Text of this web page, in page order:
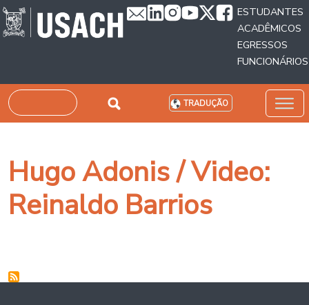
Passar para o conteúdo principal
ESTUDANTES
ACADÊMICOS
EGRESSOS
FUNCIONÁRIOS
Pesquisar TRADUÇÃO
Hugo Adonis / Video:
Reinaldo Barrios